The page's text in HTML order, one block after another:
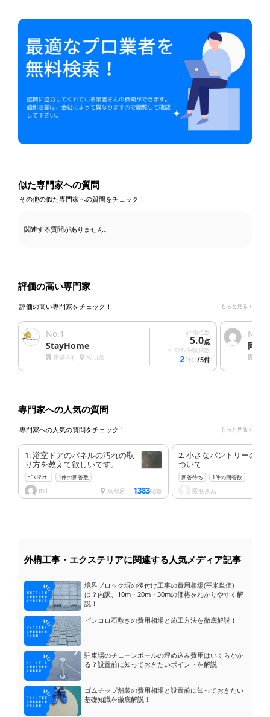
似た専門家への質問
その他の似た専門家への質問をチェック！
関連する質問がありません。
評価の高い専門家
評価の高い専門家をチェック！ もっと見る
No.1
StayHome
建築会社 富山県
評価点数
5.0点
ﾍﾞｽﾄｱﾝｻｰ獲得数
2ｸﾁｺﾐ/5件
No.
岡村
ニング
専門家への人気の質問
専門家への人気の質問をチェック！ もっと見る
1. 浴室ドアのパネルの汚れの取
り方を教えて欲しいです。
ﾍﾞｽﾄｱﾝｻｰ 1件の回答数
mii 京都府 1383閲覧
2. 小さなパントリーの換
ついて
回答待ち 1件の回答数
匿名さん
外構工事・エクステリアに関連する人気メディア記事
境界ブロック塀の後付け工事の費用相場(平米単価)
は？内訳、10m・20m・30mの価格をわかりやすく解
説！
ピンコロ石敷きの費用相場と施工方法を徹底解説！
駐車場のチェーンポールの埋め込み費用はいくらかか
る？設置前に知っておきたいポイントを解説
ゴムチップ舗装の費用相場と設置前に知っておきたい
基礎知識を徹底解説！